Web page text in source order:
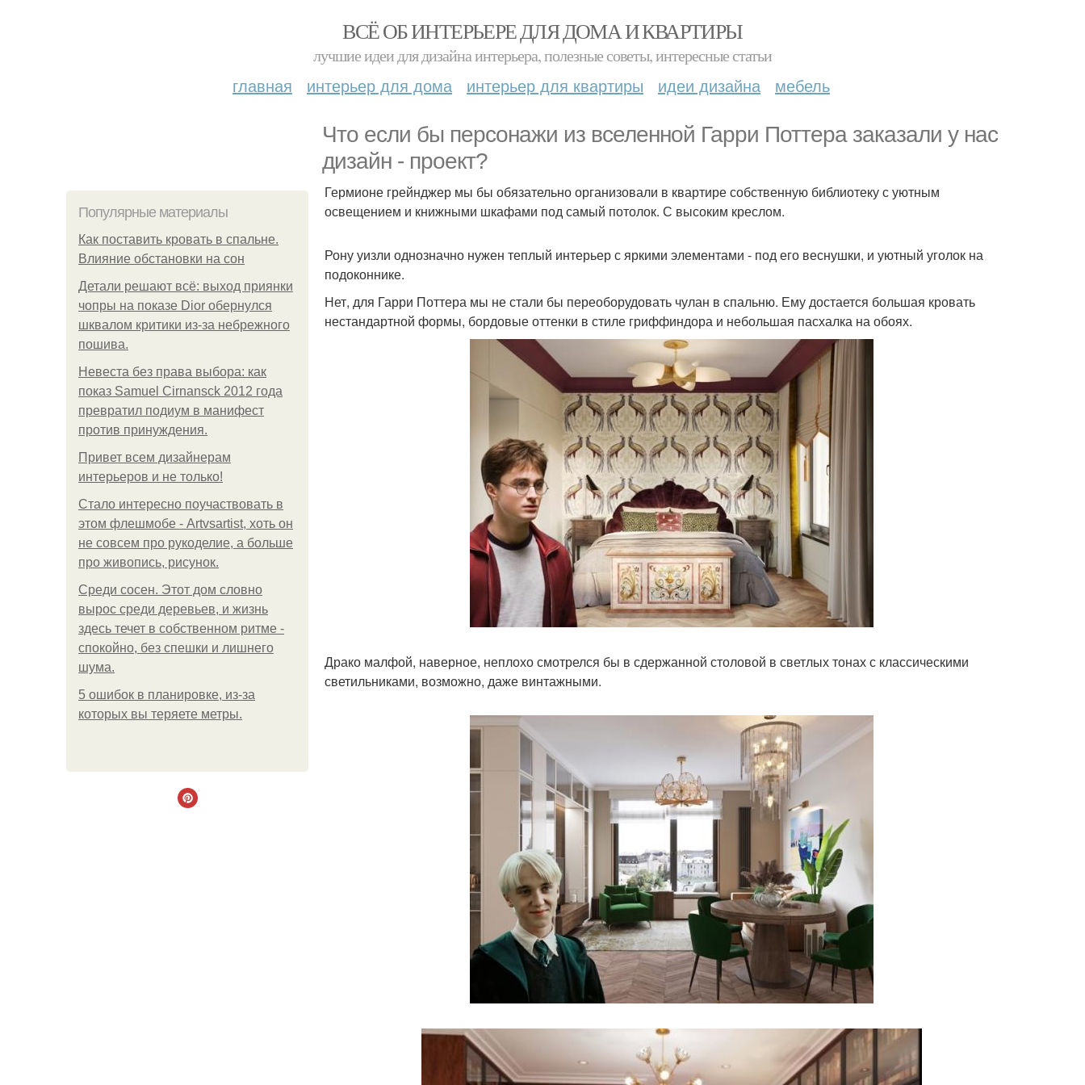
ВСЁ ОБ ИНТЕРЬЕРЕ ДЛЯ ДОМА И КВАРТИРЫ
лучшие идеи для дизайна интерьера, полезные советы, интересные статьи
главная интерьер для дома интерьер для квартиры идеи дизайна мебель
Что если бы персонажи из вселенной Гарри Поттера заказали у нас
дизайн - проект?
Популярные материалы
Как поставить кровать в спальне.
Влияние обстановки на сон
Детали решают всё: выход приянки
чопры на показе Dior обернулся
шквалом критики из-за небрежного
пошива.
Невеста без права выбора: как
показ Samuel Cirnansck 2012 года
превратил подиум в манифест
против принуждения.
Привет всем дизайнерам
интерьеров и не только!
Стало интересно поучаствовать в
этом флешмобе - Artvsartist, хоть он
не совсем про рукоделие, а больше
про живопись, рисунок.
Среди сосен. Этот дом словно
вырос среди деревьев, и жизнь
здесь течет в собственном ритме -
спокойно, без спешки и лишнего
шума.
5 ошибок в планировке, из-за
которых вы теряете метры.
Гермионе грейнджер мы бы обязательно организовали в квартире собственную библиотеку с уютным
освещением и книжными шкафами под самый потолок. С высоким креслом.
Рону уизли однозначно нужен теплый интерьер с яркими элементами - под его веснушки, и уютный уголок на
подоконнике.
Нет, для Гарри Поттера мы не стали бы переоборудовать чулан в спальню. Ему достается большая кровать
нестандартной формы, бордовые оттенки в стиле гриффиндора и небольшая пасхалка на обоях.
Драко малфой, наверное, неплохо смотрелся бы в сдержанной столовой в светлых тонах с классическими
светильниками, возможно, даже винтажными.